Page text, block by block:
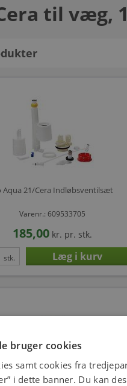
til væg,
Aqua 21/Cera Indløbsventilsæt
Varenr.: 609533705
185,00 kr. pr. stk.
stk.
bruger cookies
samt cookies fra
i dette banner. Du kan